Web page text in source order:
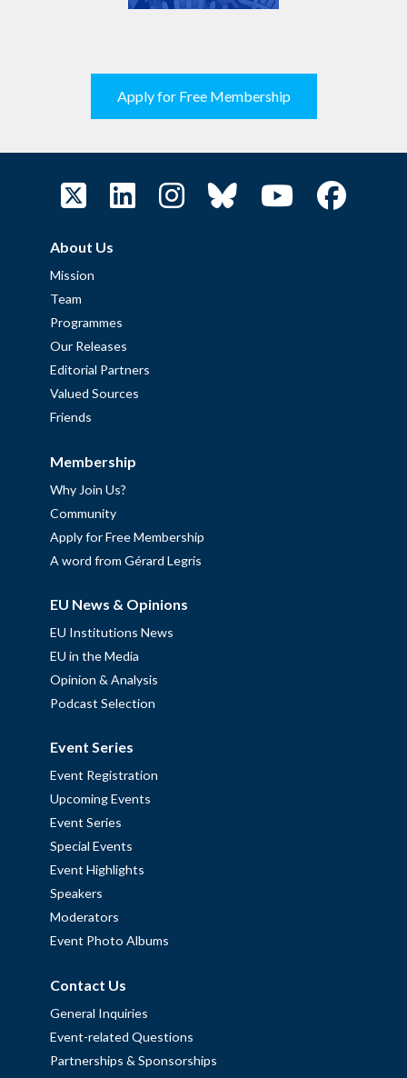
Apply for Free Membership
About Us
Mission
Team
Programmes
Our Releases
Editorial Partners
Valued Sources
Friends
Membership
Why Join Us?
Community
Apply for Free Membership
A word from Gérard Legris
EU News & Opinions
EU Institutions News
EU in the Media
Opinion & Analysis
Podcast Selection
Event Series
Event Registration
Upcoming Events
Event Series
Special Events
Event Highlights
Speakers
Moderators
Event Photo Albums
Contact Us
General Inquiries
Event-related Questions
Partnerships & Sponsorships